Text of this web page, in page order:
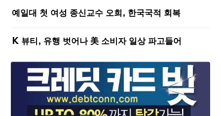
예일대 첫 여성 종신교수 오희, 한국국적 회복
K 뷰티, 유행 벗어나 美 소비자 일상 파고들어